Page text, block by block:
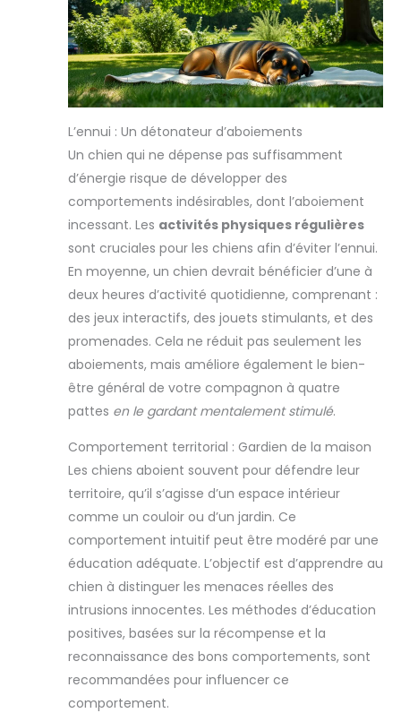
L’ennui : Un détonateur d’aboiements
Un chien qui ne dépense pas suffisamment
d’énergie risque de développer des
comportements indésirables, dont l’aboiement
incessant. Les activités physiques régulières
sont cruciales pour les chiens afin d’éviter l’ennui.
En moyenne, un chien devrait bénéficier d’une à
deux heures d’activité quotidienne, comprenant :
des jeux interactifs, des jouets stimulants, et des
promenades. Cela ne réduit pas seulement les
aboiements, mais améliore également le bien-
être général de votre compagnon à quatre
pattes en le gardant mentalement stimulé.
Comportement territorial : Gardien de la maison
Les chiens aboient souvent pour défendre leur
territoire, qu’il s’agisse d’un espace intérieur
comme un couloir ou d’un jardin. Ce
comportement intuitif peut être modéré par une
éducation adéquate. L’objectif est d’apprendre au
chien à distinguer les menaces réelles des
intrusions innocentes. Les méthodes d’éducation
positives, basées sur la récompense et la
reconnaissance des bons comportements, sont
recommandées pour influencer ce
comportement.